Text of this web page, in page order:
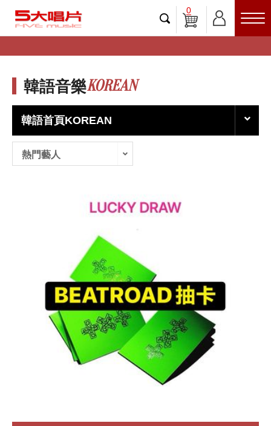
0
韓語音樂KOREAN
韓語首頁KOREAN
熱門藝人